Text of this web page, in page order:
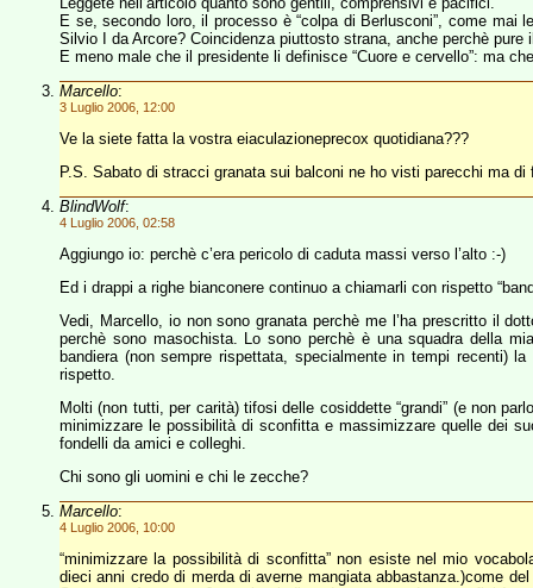
E se, secondo loro, il processo è “colpa di Berlusconi”, come mai
Silvio I da Arcore? Coincidenza piuttosto strana, anche perchè
E meno male che il presidente li definisce “Cuore e cervello”: ma
Marcello:
3 Luglio 2006, 12:00
Ve la siete fatta la vostra eiaculazioneprecox quotidiana???
P.S. Sabato di stracci granata sui balconi ne ho visti parecchi ma
BlindWolf:
4 Luglio 2006, 02:58
Aggiungo io: perchè c’era pericolo di caduta massi verso l’alto :-)
Ed i drappi a righe bianconere continuo a chiamarli con rispetto
Vedi, Marcello, io non sono granata perchè me l’ha prescritto il
perchè sono masochista. Lo sono perchè è una squadra della
bandiera (non sempre rispettata, specialmente in tempi recenti)
rispetto.
Molti (non tutti, per carità) tifosi delle cosiddette “grandi” (e non
minimizzare le possibilità di sconfitta e massimizzare quelle dei
fondelli da amici e colleghi.
Chi sono gli uomini e chi le zecche?
Marcello:
4 Luglio 2006, 10:00
“minimizzare la possibilità di sconfitta” non esiste nel mio
dieci anni credo di merda di averne mangiata abbastanza.)come